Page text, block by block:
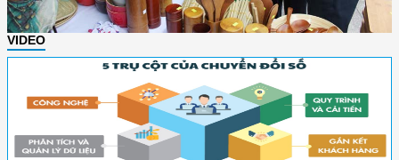
VIDEO